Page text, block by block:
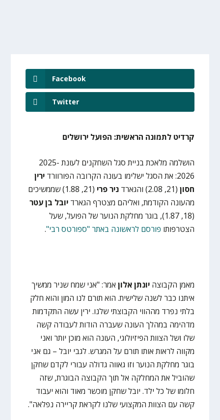
Facebook
Twitter
קרדיט לתמונה הראשית: הפועל ירושלים
הושלמה מלאכת בניית סגל השחקנים לעונת 2025-
2026: את הסגל ישלימו בעונה הקרובה הפורוורד
ירין
חסון (21, 2.08) והגארד ניר פרי
(21, 1.88) שממשיכים
מהעונה הקודמת, ואליהם מצטרף הגארדיובל בן עטר
(18, 1.87), בוגר מחלקת הנוער של הפועל, שעל
הצטרפותו פורסם לראשונה באתר "ספורטס רבי".
מאמן הקבוצהיונתן אלון אמר: "אני שמח שניר ממשיך
איתנו כבר לשנה שלישית. הוא תורם לנו המון והוא חלק
בלתי נפרד מההווי הקבוצתי שלנו. ירין עשה התקדמות
מדהימה במהלך העונה שעברה הודות לעבודה קשה
שלו ושל הצוות הפיזיולוגי, העונה הוא מוכן יותר ואני
מקווה לראות אותו תורם על המגרש. לגבי יובל – גם אני
בוגר מחלקת הנוער וזו גאווה גדולה עבורי לקדם שחקן
שהוביל את המחלקה אל תוך הקבוצה הבוגרת, שזה
חלומו של כל ילד. יובל שחקן מוכשר מאוד והוא יעבוד
קשה עם הצוות המקצועי שלנו לקראת קריירה נפלאה".